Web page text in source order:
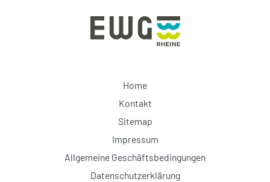
Home
Kontakt
Sitemap
Impressum
Allgemeine Geschäftsbedingungen
Datenschutzerklärung